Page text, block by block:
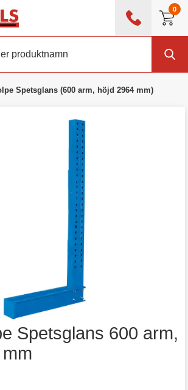
0
Spetsglans (600 arm, höjd 2964 mm)
Spetsglans 600 arm,